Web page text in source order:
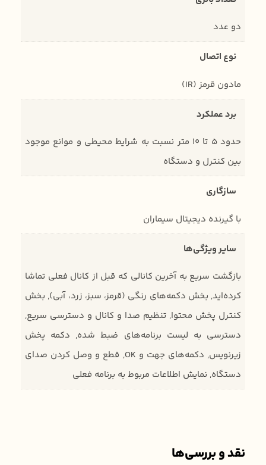
دو عدد
نوع اتصال
مادون قرمز (IR)
برد عملکرد
حدود 5 تا 10 متر نسبت به شرایط محیطی و موانع موجود
بین کنترل و دستگاه
سازگاری
با گیرنده دیجیتال سیماران
سایر ویژگی‌ها
بازگشت سریع به آخرین کانالی که قبل از کانال فعلی تماشا
کرده‌اید, بخش دکمه‌های رنگی (قرمز، سبز، زرد، آبی), بخش
کنترل پخش محتوا, تنظیم صدا و کانال و دسترسی سریع,
دسترسی به لیست برنامه‌های ضبط شده, دکمه پخش
زیرنویس, دکمه‌های جهت و OK, قطع و وصل کردن صدای
دستگاه, نمایش اطلاعات مربوط به برنامه فعلی
نقد و بررسی‌ها